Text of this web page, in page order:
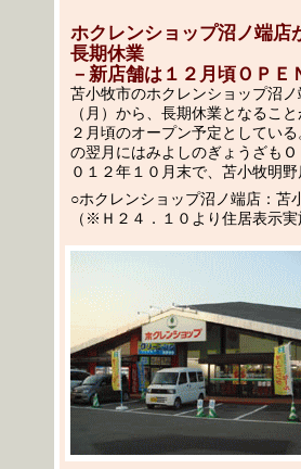
ホクレンショップ沼ノ端店
長期休業
－新店舗は１２月頃ＯＰＥ
苫小牧市のホクレンショップ沼
（月）から、長期休業となるこ
２月頃のオープン予定としてい
の翌月にはみよしのぎょうざも
０１２年１０月末で、苫小牧明
○ホクレンショップ沼ノ端店：苫
（※Ｈ２４．１０より住居表示